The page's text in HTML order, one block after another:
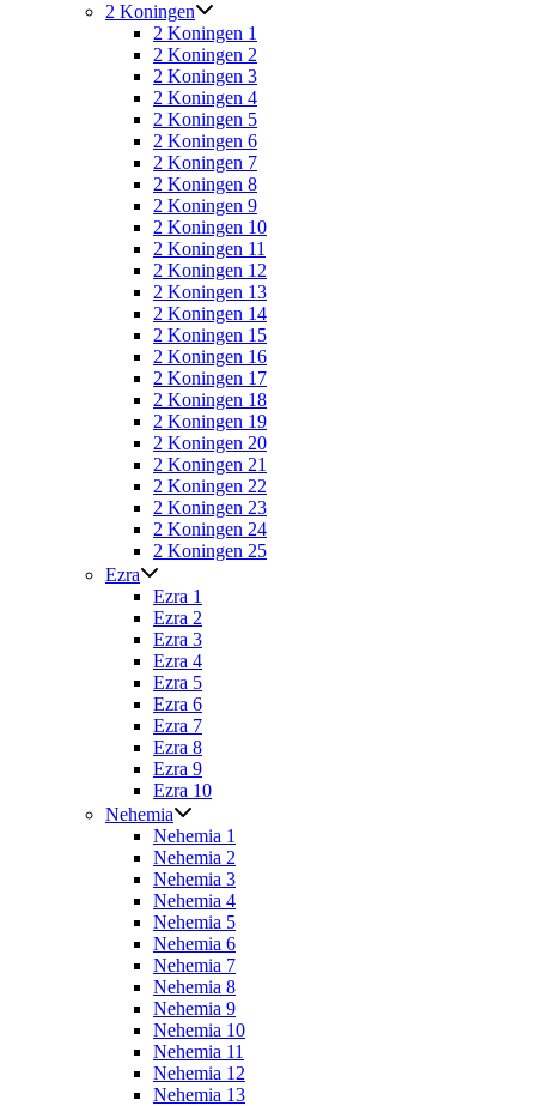
2 Koningen
2 Koningen 1
2 Koningen 2
2 Koningen 3
2 Koningen 4
2 Koningen 5
2 Koningen 6
2 Koningen 7
2 Koningen 8
2 Koningen 9
2 Koningen 10
2 Koningen 11
2 Koningen 12
2 Koningen 13
2 Koningen 14
2 Koningen 15
2 Koningen 16
2 Koningen 17
2 Koningen 18
2 Koningen 19
2 Koningen 20
2 Koningen 21
2 Koningen 22
2 Koningen 23
2 Koningen 24
2 Koningen 25
Ezra
Ezra 1
Ezra 2
Ezra 3
Ezra 4
Ezra 5
Ezra 6
Ezra 7
Ezra 8
Ezra 9
Ezra 10
Nehemia
Nehemia 1
Nehemia 2
Nehemia 3
Nehemia 4
Nehemia 5
Nehemia 6
Nehemia 7
Nehemia 8
Nehemia 9
Nehemia 10
Nehemia 11
Nehemia 12
Nehemia 13